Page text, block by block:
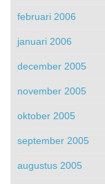
februari 2006
januari 2006
december 2005
november 2005
oktober 2005
september 2005
augustus 2005